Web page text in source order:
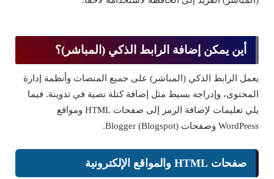
أين يمكن إضافة الرابط الذكي (المباشر)؟
يعمل الرابط الذكي (المباشر) على جميع المنصات وأنظمة إدارة
المحتوى، وإدراجه بسيط مثل إضافة كتلة نصية في تدوينة. فيما
يلي تعليمات لإضافة الرمز إلى صفحات HTML ومواقع
WordPress وصفحات Blogger (Blogspot).
صفحات HTML والمواقع الإلكترونية